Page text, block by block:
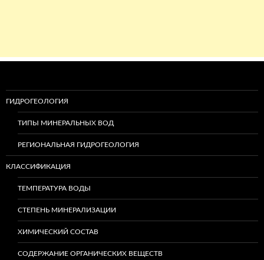
ГИДРОГЕОЛОГИЯ
ТИПЫ МИНЕРАЛЬНЫХ ВОД
РЕГИОНАЛЬНАЯ ГИДРОГЕОЛОГИЯ
КЛАССИФИКАЦИЯ
ТЕМПЕРАТУРА ВОДЫ
СТЕПЕНЬ МИНЕРАЛИЗАЦИИ
ХИМИЧЕСКИЙ СОСТАВ
СОДЕРЖАНИЕ ОРГАНИЧЕСКИХ ВЕЩЕСТВ